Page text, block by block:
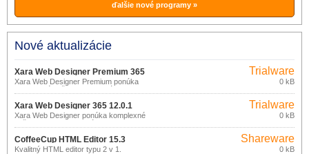
ďalšie nové programy »
Nové aktualizácie
Xara Web Designer Premium 365
12.4.0
Xara Web Designer Premium ponúka
komplexné riešenie pre ľahkú tvorbu
moderných, pútavých webových stránok
s pomocou šablón.
Trialware
0 kB
Xara Web Designer 365 12.0.1
Xara Web Designer ponúka komplexné
riešenie pre jednoduchú tvorbu
moderných, pútavých webových stránok
s pomocou šablón.
Trialware
0 kB
CoffeeCup HTML Editor 15.3
Kvalitný HTML editor typu 2 v 1.
Shareware
0 kB